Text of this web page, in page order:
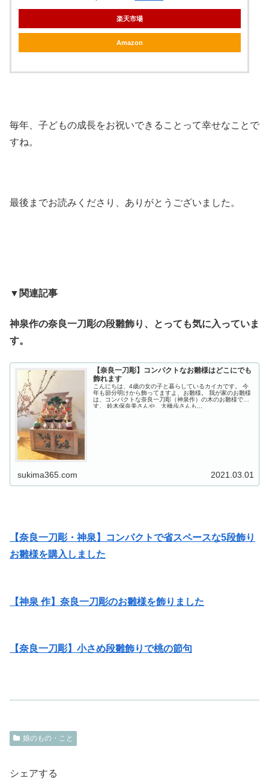
楽天市場
Amazon
毎年、子どもの成長をお祝いできることって幸せなことで
すね。
最後までお読みくださり、ありがとうございました。
▼関連記事
神泉作の奈良一刀彫の段雛飾り、とっても気に入っていま
す。
【奈良一刀彫】コンパクトなお雛様はどこにでも
飾れます
こんにちは、4歳の女の子と暮らしているカイカです。 今
年も節分明けから飾ってますよ、お雛様。 我が家のお雛様
は、コンパクトな奈良一刀彫（神泉作）の木のお雛様で
す。 鈴木保奈美さんや、大橋歩さんも...
sukima365.com 2021.03.01
【奈良一刀彫・神泉】コンパクトで省スペースな5段飾り
お雛様を購入しました
【神泉 作】奈良一刀彫のお雛様を飾りました
【奈良一刀彫】小さめ段雛飾りで桃の節句
娘のもの・こと
シェアする